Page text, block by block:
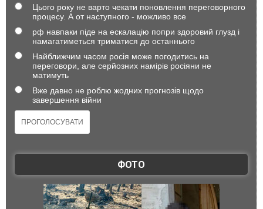
Цього року не варто чекати поновлення переговорного
процесу. А от наступного - можливо все
рф навпаки піде на ескалацію попри здоровий глузд і
намагатиметься триматися до останнього
Найближчим часом росія може погодитись на
переговори, але серйозних намірів росіяни не
матимуть
Вже давно не роблю жодних прогнозів щодо
завершення війни
ФОТО